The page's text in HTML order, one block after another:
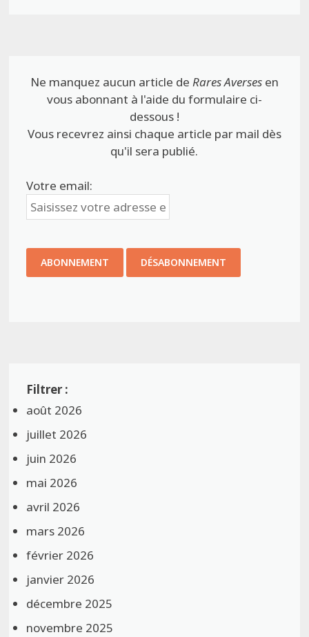
Ne manquez aucun article de Rares Aversesen
vous abonnant à l'aide du formulaire ci-
dessous !
Vous recevrez ainsi chaque article par mail dès
qu'il sera publié.
Votre email:
août 2026
juillet 2026
juin 2026
mai 2026
avril 2026
mars 2026
février 2026
janvier 2026
décembre 2025
novembre 2025